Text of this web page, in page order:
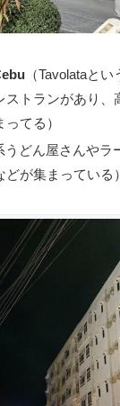
（Tavolataと
ストランがあり、
てる）
うどん屋さんや
が集まっている）